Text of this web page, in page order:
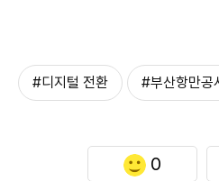
#디지털 전환 #부산항만공
0